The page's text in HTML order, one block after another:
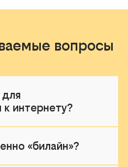
вопросы
интернету?
«билайн»?